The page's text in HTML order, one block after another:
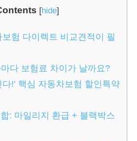
[hide]
험 다이렉트 비교견적이 필
다 보험료 차이가 날까요?
다!’ 핵심 자동차보험 할인특약
: 마일리지 환급 + 블랙박스